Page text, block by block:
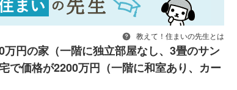
教えて！住まいの先生とは
円の家（一階に独立部屋なし、3畳のサン
で価格が2200万円（一階に和室あり、カー